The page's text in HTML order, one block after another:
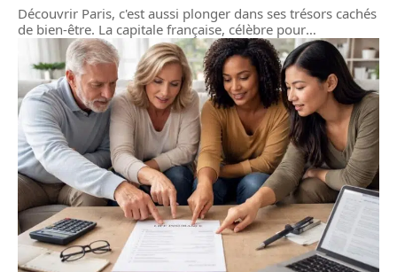
Découvrir Paris, c'est aussi plonger dans ses trésors cachés
de bien-être. La capitale française, célèbre pour…